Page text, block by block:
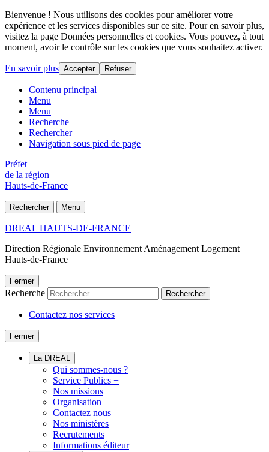
Bienvenue ! Nous utilisons des cookies pour améliorer votre
expérience et les services disponibles sur ce site. Pour en savoir plus,
visitez la page Données personnelles et cookies. Vous pouvez, à tout
moment, avoir le contrôle sur les cookies que vous souhaitez activer.
En savoir plus Accepter Refuser
Contenu principal
Menu
Menu
Recherche
Rechercher
Navigation sous pied de page
Préfet
de la région
Hauts-de-France
Rechercher Menu
DREAL HAUTS-DE-FRANCE
Direction Régionale Environnement Aménagement Logement
Hauts-de-France
Fermer
Recherche Rechercher
Contactez nos services
Fermer
La DREAL
Qui sommes-nous ?
Service Publics +
Nos missions
Organisation
Contactez nous
Nos ministères
Recrutements
Informations éditeur